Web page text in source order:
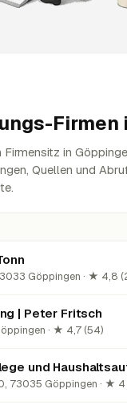
Firmen
in
Quellen und
Göppingen · ★ 4,8
| Peter Fritsch
· ★ 4,7 (54)
und
73035 Göppingen · ★ 4